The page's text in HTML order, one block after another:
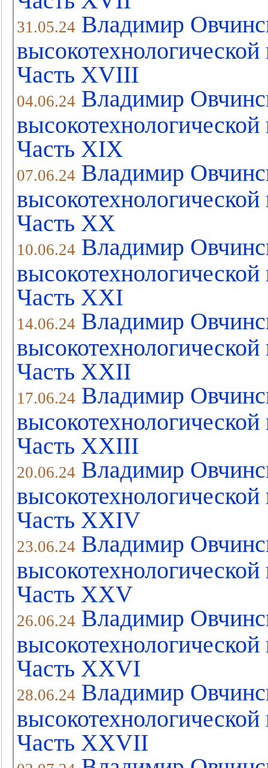
31.05.24 Владимир
Часть XVIII
04.06.24 Владимир
Часть XIХ
07.06.24 Владимир
Часть XХ
10.06.24 Владимир
Часть XХI
14.06.24 Владимир
Часть XХII
17.06.24 Владимир
Часть XХIII
20.06.24 Владимир
Часть XХIV
23.06.24 Владимир
Часть XХV
26.06.24 Владимир
Часть XХVI
28.06.24 Владимир
Часть XХVII